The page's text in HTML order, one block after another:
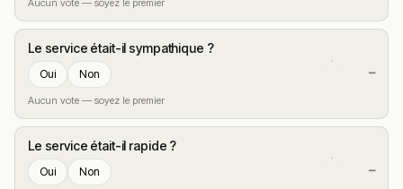
Le service était-il sympathique ?
Oui Non
Aucun vote — soyez le premier
—
Le service était-il rapide ?
Oui Non —